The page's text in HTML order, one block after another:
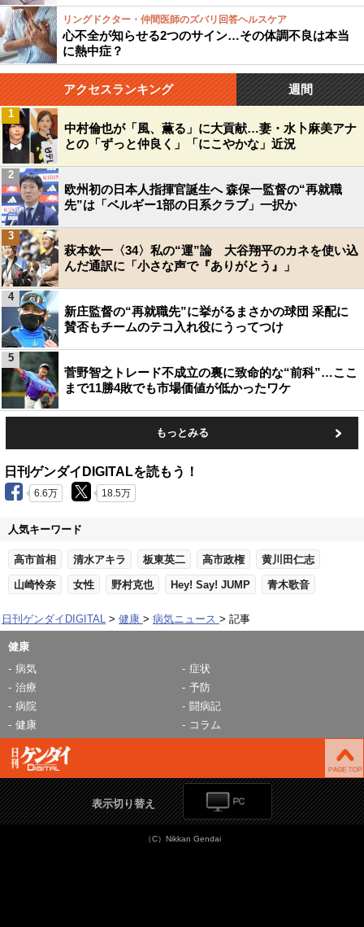
リングドクター・仲間医師のズバリ回答ヘルスケア
心不全が知らせる2つのサイン…その体調不良は本当
に熱中症？
アクセスランキング 週間
中村倫也が「風、薫る」に大貢献…妻・水卜麻美アナ
との「ずっと仲良く」「にこやかな」近況
1
欧州初の日本人指揮官誕生へ 森保一監督の“再就職
先”は「ベルギー1部の日系クラブ」一択か
2
萩本欽一〈34〉私の“運”論 大谷翔平のカネを使い込
んだ通訳に「小さな声で『ありがとう』」
3
新庄監督の“再就職先”に挙がるまさかの球団 采配に
賛否もチームのテコ入れ役にうってつけ
4
菅野智之トレード不成立の裏に致命的な“前科”…ここ
まで11勝4敗でも市場価値が低かったワケ
5
もっとみる
日刊ゲンダイDIGITALを読もう！
6.6万 18.5万
人気キーワード
高市首相 清水アキラ 板東英二 高市政権 黄川田仁志
山崎怜奈 女性 野村克也 Hey! Say! JUMP 青木歌音
日刊ゲンダイDIGITAL 健康 病気ニュース 記事
健康
病気
症状
治療
予防
病院
闘病記
健康
コラム
表示切り替え
（C）Nikkan Gendai